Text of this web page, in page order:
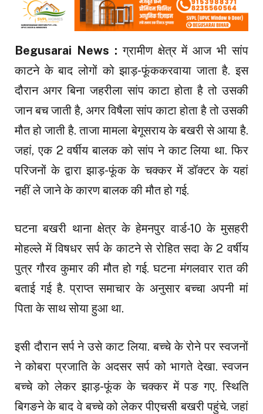
Begusarai News :ग्रामीण क्षेत्र में आज भी सांप
काटने के बाद लोगों को झाड़-फूंककरवाया जाता है. इस
दौरान अगर बिना जहरीला सांप काटा होता है तो उसकी
जान बच जाती है, अगर विषैला सांप काटा होता है तो उसकी
मौत हो जाती है. ताजा मामला बेगूसराय के बखरी से आया है.
जहां, एक 2 वर्षीय बालक को सांप ने काट लिया था. फिर
परिजनों के द्वारा झाड़-फूंक के चक्कर में डॉक्टर के यहां
नहीं ले जाने के कारण बालक की मौत हो गई.
घटना बखरी थाना क्षेत्र के हेमनपुर वार्ड-10 के मुसहरी
मोहल्ले में विषधर सर्प के काटने से रोहित सदा के 2 वर्षीय
पुत्र गौरव कुमार की मौत हो गई. घटना मंगलवार रात की
बताई गई है. प्राप्त समाचार के अनुसार बच्चा अपनी मां
पिता के साथ सोया हुआ था.
इसी दौरान सर्प ने उसे काट लिया. बच्चे के रोने पर स्वजनों
ने कोबरा प्रजाति के अदसर सर्प को भागते देखा. स्वजन
बच्चे को लेकर झाड़-फूंक के चक्कर में पङ गए. स्थिति
बिगङने के बाद वे बच्चे को लेकर पीएचसी बखरी पहुंचे. जहां